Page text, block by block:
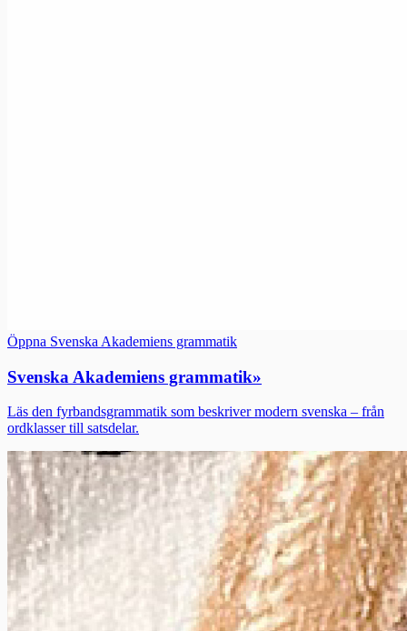
Öppna Svenska Akademiens grammatik
Svenska Akademiens grammatik»
Läs den fyrbandsgrammatik som beskriver modern svenska – från
ordklasser till satsdelar.